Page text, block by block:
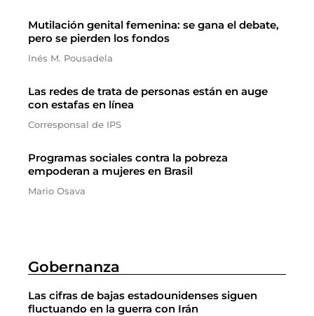
Mutilación genital femenina: se gana el debate,
pero se pierden los fondos
Inés M. Pousadela
Las redes de trata de personas están en auge
con estafas en línea
Corresponsal de IPS
Programas sociales contra la pobreza
empoderan a mujeres en Brasil
Mario Osava
Gobernanza
Las cifras de bajas estadounidenses siguen
fluctuando en la guerra con Irán